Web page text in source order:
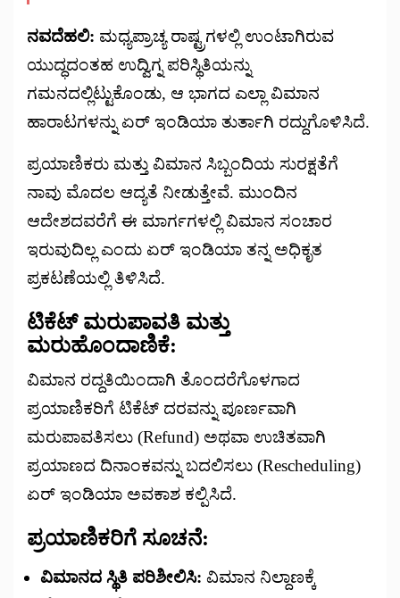
ನವದೆಹಲಿ: ಮಧ್ಯಪ್ರಾಚ್ಯ ರಾಷ್ಟ್ರಗಳಲ್ಲಿ ಉಂಟಾಗಿರುವ
ಯುದ್ಧದಂತಹ ಉದ್ವಿಗ್ನ ಪರಿಸ್ಥಿತಿಯನ್ನು
ಗಮನದಲ್ಲಿಟ್ಟುಕೊಂಡು, ಆ ಭಾಗದ ಎಲ್ಲಾ ವಿಮಾನ
ಹಾರಾಟಗಳನ್ನು ಏರ್ ಇಂಡಿಯಾ ತುರ್ತಾಗಿ ರದ್ದುಗೊಳಿಸಿದೆ.
ಪ್ರಯಾಣಿಕರು ಮತ್ತು ವಿಮಾನ ಸಿಬ್ಬಂದಿಯ ಸುರಕ್ಷತೆಗೆ
ನಾವು ಮೊದಲ ಆದ್ಯತೆ ನೀಡುತ್ತೇವೆ. ಮುಂದಿನ
ಆದೇಶದವರೆಗೆ ಈ ಮಾರ್ಗಗಳಲ್ಲಿ ವಿಮಾನ ಸಂಚಾರ
ಇರುವುದಿಲ್ಲ ಎಂದು ಏರ್ ಇಂಡಿಯಾ ತನ್ನ ಅಧಿಕೃತ
ಪ್ರಕಟಣೆಯಲ್ಲಿ ತಿಳಿಸಿದೆ.
ಟಿಕೆಟ್ ಮರುಪಾವತಿ ಮತ್ತು
ಮರುಹೊಂದಾಣಿಕೆ:
ವಿಮಾನ ರದ್ದತಿಯಿಂದಾಗಿ ತೊಂದರೆಗೊಳಗಾದ
ಪ್ರಯಾಣಿಕರಿಗೆ ಟಿಕೆಟ್ ದರವನ್ನು ಪೂರ್ಣವಾಗಿ
ಮರುಪಾವತಿಸಲು (Refund) ಅಥವಾ ಉಚಿತವಾಗಿ
ಪ್ರಯಾಣದ ದಿನಾಂಕವನ್ನು ಬದಲಿಸಲು (Rescheduling)
ಏರ್ ಇಂಡಿಯಾ ಅವಕಾಶ ಕಲ್ಪಿಸಿದೆ.
ಪ್ರಯಾಣಿಕರಿಗೆ ಸೂಚನೆ:
ವಿಮಾನದ ಸ್ಥಿತಿ ಪರಿಶೀಲಿಸಿ: ವಿಮಾನ ನಿಲ್ದಾಣಕ್ಕೆ